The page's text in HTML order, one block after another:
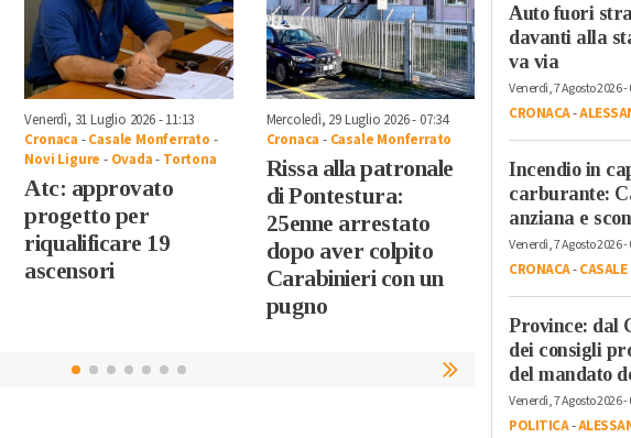
Venerdì, 31 Luglio 2026 - 11:13
Cronaca -Casale Monferrato -
Novi Ligure - Ovada- Tortona
Atc: approvato
progetto per
riqualificare 19
ascensori
Mercoledì, 29 Luglio 2026 - 07:34
Cronaca - Casale Monferrato
Rissa alla patronale
di Pontestura:
25enne arrestato
dopo aver colpito
Carabinieri con un
pugno
Martedì, 4 Agosto
Cronaca
Meteo:
martedì sera
Monferrato
grandine e
allagamenti
Auto fuori
davanti alla
va via
Venerdì, 7 Agosto 2026 -
CRONACA-
Incendio in
carburante:
anziana e
Venerdì, 7 Agosto 2026 -
CRONACA-
Province: dal
dei consigli
del mandato
Venerdì, 7 Agosto 2026 -
POLITICA-